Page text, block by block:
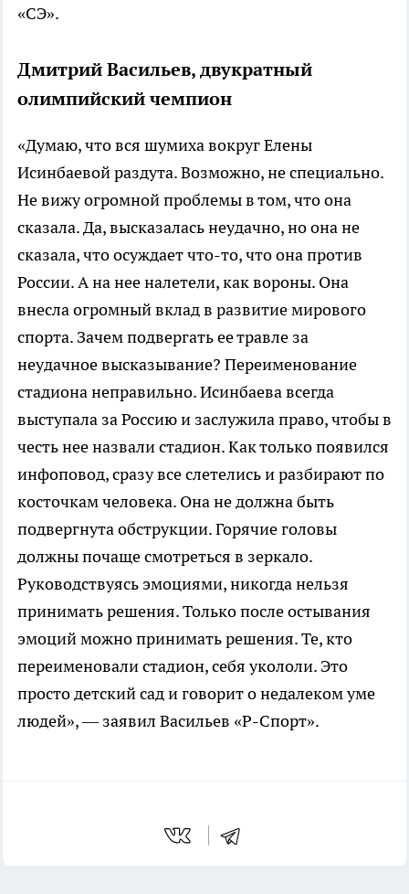
«СЭ».
Дмитрий Васильев, двукратный
олимпийский чемпион
«Думаю, что вся шумиха вокруг Елены
Исинбаевой раздута. Возможно, не специально.
Не вижу огромной проблемы в том, что она
сказала. Да, высказалась неудачно, но она не
сказала, что осуждает что-то, что она против
России. А на нее налетели, как вороны. Она
внесла огромный вклад в развитие мирового
спорта. Зачем подвергать ее травле за
неудачное высказывание? Переименование
стадиона неправильно. Исинбаева всегда
выступала за Россию и заслужила право, чтобы в
честь нее назвали стадион. Как только появился
инфоповод, сразу все слетелись и разбирают по
косточкам человека. Она не должна быть
подвергнута обструкции. Горячие головы
должны почаще смотреться в зеркало.
Руководствуясь эмоциями, никогда нельзя
принимать решения. Только после остывания
эмоций можно принимать решения. Те, кто
переименовали стадион, себя укололи. Это
просто детский сад и говорит о недалеком уме
людей», — заявил Васильев «Р-Спорт».